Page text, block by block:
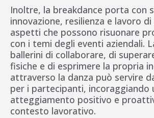
Inoltre, la breakdance porta con
innovazione, resilienza e lavoro
aspetti che possono risuonare
con i temi degli eventi aziendali.
ballerini di collaborare, di
fisiche e di esprimere la propria
attraverso la danza può servire
per i partecipanti, incoraggiando
atteggiamento positivo e
contesto lavorativo.